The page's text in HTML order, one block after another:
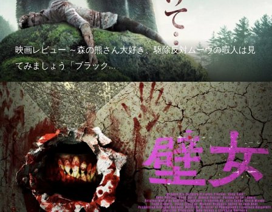
映画レビュー ～森の熊さん大好き、駆除反対ムーヴの暇人は見
てみましょう「ブラック...